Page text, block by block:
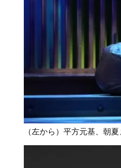
（左から）平方元基、朝